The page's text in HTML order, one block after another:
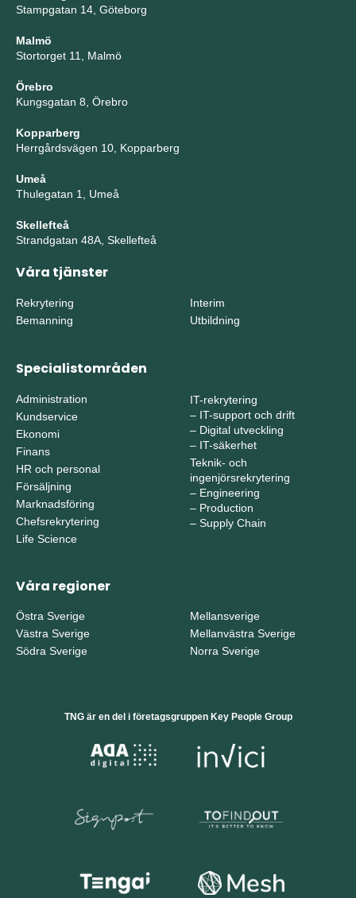
Stampgatan 14, Göteborg
Malmö
Stortorget 11, Malmö
Örebro
Kungsgatan 8, Örebro
Kopparberg
Herrgårdsvägen 10, Kopparberg
Umeå
Thulegatan 1, Umeå
Skellefteå
Strandgatan 48A, Skellefteå
Våra tjänster
Rekrytering
Bemanning
Interim
Utbildning
Specialistområden
Administration
Kundservice
Ekonomi
Finans
HR och personal
Försäljning
Marknadsföring
Chefsrekrytering
Life Science
IT-rekrytering
– IT-support och drift
– Digital utveckling
– IT-säkerhet
Teknik- och
ingenjörsrekrytering
– Engineering
– Production
– Supply Chain
Våra regioner
Östra Sverige
Västra Sverige
Södra Sverige
Mellansverige
Mellanvästra Sverige
Norra Sverige
TNG är en del i företagsgruppen Key People Group